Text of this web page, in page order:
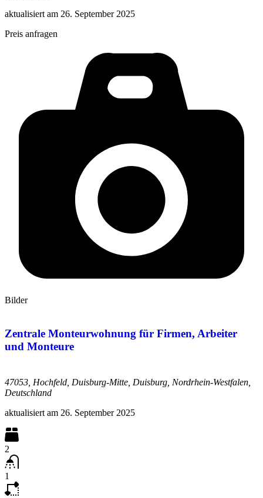
aktualisiert am 26. September 2025
Preis anfragen
Bilder
Zentrale Monteurwohnung für Firmen, Arbeiter
und Monteure
47053, Hochfeld, Duisburg-Mitte, Duisburg, Nordrhein-Westfalen,
Deutschland
aktualisiert am 26. September 2025
2
1